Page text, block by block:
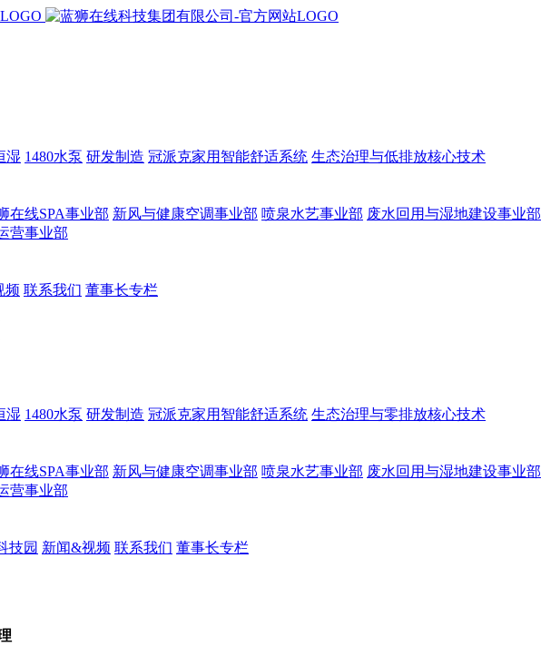
湿 1480水泵 研发制造 冠派克家用智能舒适系统 生态治理与低排放核心技术
在线SPA事业部 新风与健康空调事业部 喷泉水艺事业部 废水回用与湿地建设事业部
营事业部
频 联系我们 董事长专栏
湿 1480水泵 研发制造 冠派克家用智能舒适系统 生态治理与零排放核心技术
在线SPA事业部 新风与健康空调事业部 喷泉水艺事业部 废水回用与湿地建设事业部
营事业部
技园 新闻&视频 联系我们 董事长专栏